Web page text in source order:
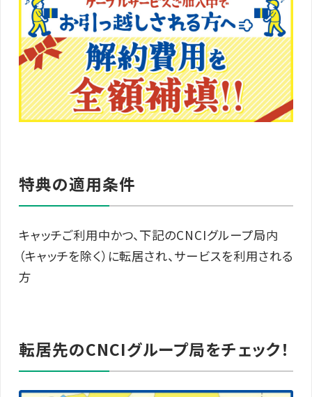
特典の適用条件
キャッチご利用中かつ、下記のCNCIグループ局内
（キャッチを除く）に転居され、サービスを利用される
方
転居先のCNCIグループ局をチェック！